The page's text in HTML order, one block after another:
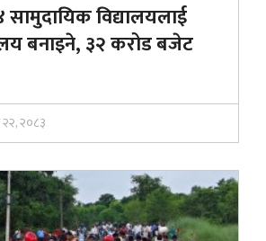
विद्यालयलाई
बनाइने, ३२ करोड बजेट
२२, २०८३